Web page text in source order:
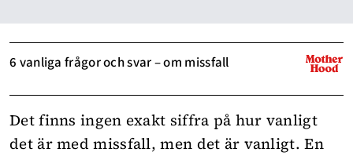
6 vanliga frågor och svar – om missfall
Det finns ingen exakt siffra på hur vanligt
det är med missfall, men det är vanligt. En